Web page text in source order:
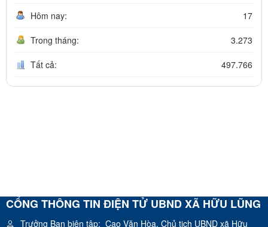
Hôm nay: 17
Trong tháng: 3.273
Tất cả: 497.766
CỔNG THÔNG TIN ĐIỆN TỬ UBND XÃ HỮU LŨNG
Trưởng Ban biên tập: Cao Văn Hòa, Chủ tịch UBND xã Hữu